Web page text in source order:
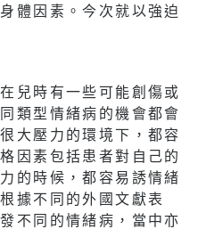
體因素。今次就以強迫
兒時有一些可能創傷或
類型情緒病的機會都會
大壓力的環境下，都容
因素包括患者對自己的
的時候，都容易誘情緒
據不同的外國文獻表
不同的情緒病，當中亦